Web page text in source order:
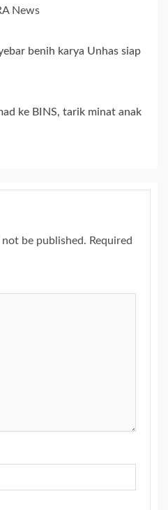
News
benih karya Unhas siap
ke BINS, tarik minat anak
be published. Required